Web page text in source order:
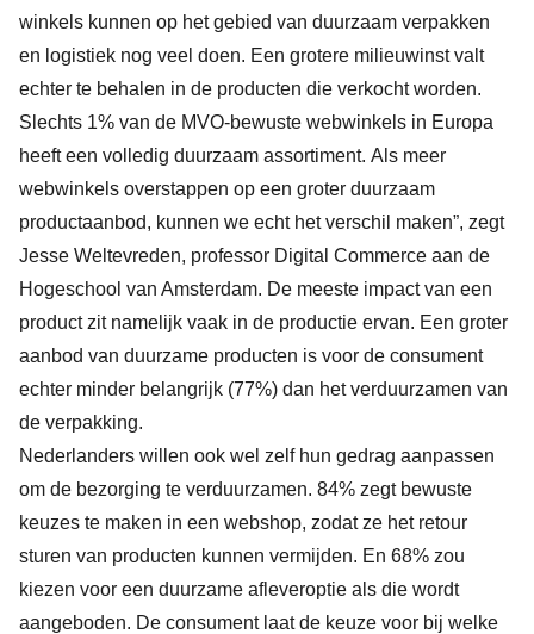
winkels kunnen op het gebied van duurzaam verpakken
en logistiek nog veel doen. Een grotere milieuwinst valt
echter te behalen in de producten die verkocht worden.
Slechts 1% van de MVO-bewuste webwinkels in Europa
heeft een volledig duurzaam assortiment. Als meer
webwinkels overstappen op een groter duurzaam
productaanbod, kunnen we echt het verschil maken”, zegt
Jesse Weltevreden, professor Digital Commerce aan de
Hogeschool van Amsterdam. De meeste impact van een
product zit namelijk vaak in de productie ervan. Een groter
aanbod van duurzame producten is voor de consument
echter minder belangrijk (77%) dan het verduurzamen van
de verpakking.
Nederlanders willen ook wel zelf hun gedrag aanpassen
om de bezorging te verduurzamen. 84% zegt bewuste
keuzes te maken in een webshop, zodat ze het retour
sturen van producten kunnen vermijden. En 68% zou
kiezen voor een duurzame afleveroptie als die wordt
aangeboden. De consument laat de keuze voor bij welke